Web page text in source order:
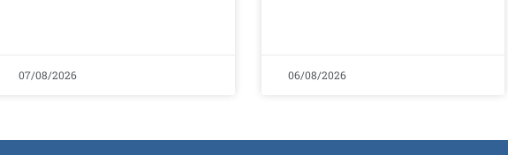
07/08/2026 06/08/2026